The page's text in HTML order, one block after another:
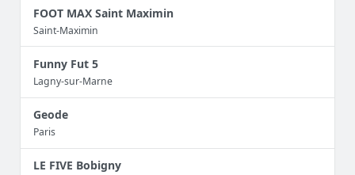
FOOT MAX Saint Maximin
Saint-Maximin
Funny Fut 5
Lagny-sur-Marne
Geode
Paris
LE FIVE Bobigny